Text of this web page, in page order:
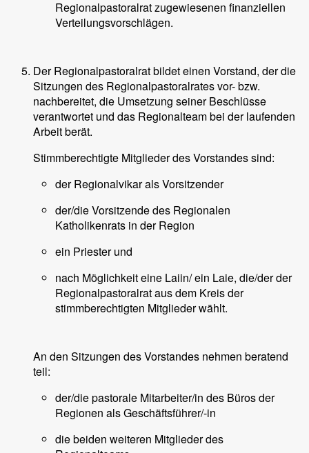
Regionalpastoralrat zugewiesenen finanziellen
Verteilungsvorschlägen.
Der Regionalpastoralrat bildet einen Vorstand, der die
Sitzungen des Regionalpastoralrates vor- bzw.
nachbereitet, die Umsetzung seiner Beschlüsse
verantwortet und das Regionalteam bei der laufenden
Arbeit berät.
Stimmberechtigte Mitglieder des Vorstandes sind:
der Regionalvikar als Vorsitzender
der/die Vorsitzende des Regionalen
Katholikenrats in der Region
ein Priester und
nach Möglichkeit eine Laiin/ ein Laie, die/der der
Regionalpastoralrat aus dem Kreis der
stimmberechtigten Mitglieder wählt.
An den Sitzungen des Vorstandes nehmen beratend
teil:
der/die pastorale Mitarbeiter/in des Büros der
Regionen als Geschäftsführer/-in
die beiden weiteren Mitglieder des